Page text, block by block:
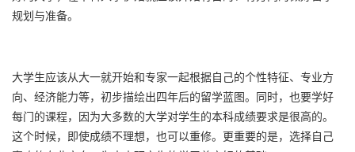
规划与准备。
大学生应该从大一就开始和专家一起根据自己的个性特征、专业方
向、经济能力等，初步描绘出四年后的留学蓝图。同时，也要学好
每门的课程，因为大多数的大学对学生的本科成绩要求是很高的。
这个时候，即使成绩不理想，也可以重修。更重要的是，选择自己